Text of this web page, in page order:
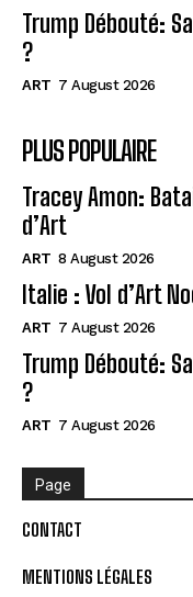
Trump Débouté:
?
ART 7 August 2026
PLUS POPULAIRE
Tracey Amon:
d’Art
ART 8 August 2026
Italie : Vol d’Art
ART 7 August 2026
Trump Débouté:
?
ART 7 August 2026
Page
CONTACT
MENTIONS LÉGALES